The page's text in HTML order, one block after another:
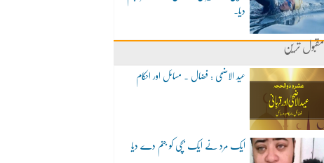
دیا۔
مقبول ترین
عید الاضحی : فضال ۔ مسائل اور احکام
ایک مرد نے ایک بچی کو جنم دے دیا